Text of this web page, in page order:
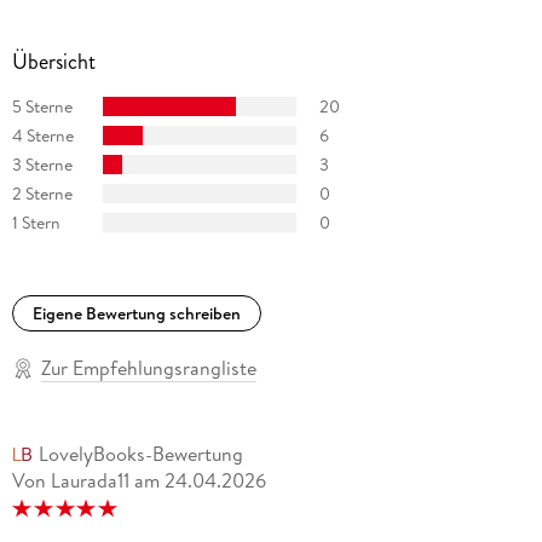
Übersicht
5 Sterne
20
4 Sterne
6
3 Sterne
3
2 Sterne
0
1 Stern
0
Eigene Bewertung schreiben
Zur Empfehlungsrangliste
LovelyBooks-Bewertung
Von Laurada11 am 24.04.2026